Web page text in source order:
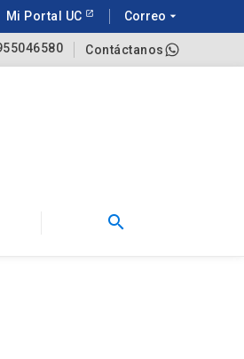
Mi Portal UC Correo arrow_drop_down
Contáctanos
search